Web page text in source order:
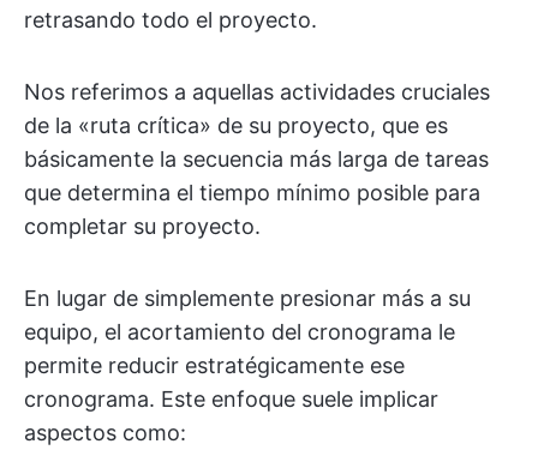
retrasando todo el proyecto.
Nos referimos a aquellas actividades cruciales
de la «ruta crítica» de su proyecto, que es
básicamente la secuencia más larga de tareas
que determina el tiempo mínimo posible para
completar su proyecto.
En lugar de simplemente presionar más a su
equipo, el acortamiento del cronograma le
permite reducir estratégicamente ese
cronograma. Este enfoque suele implicar
aspectos como: